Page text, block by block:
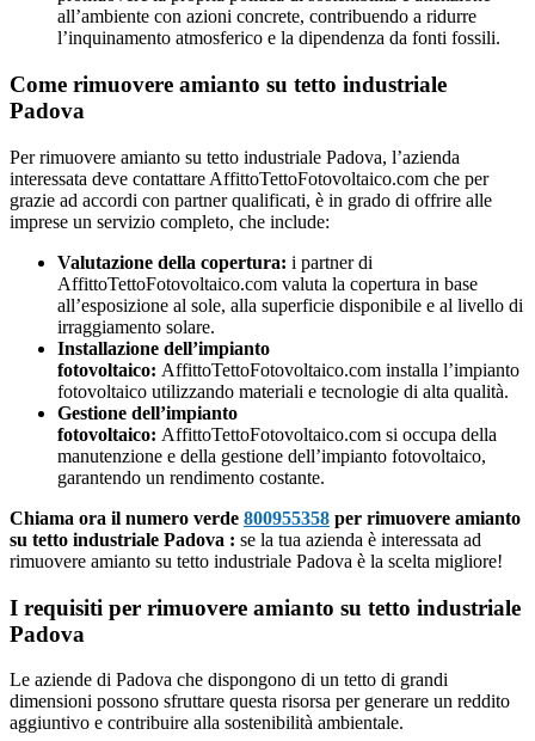
all’ambiente con azioni concrete, contribuendo a ridurre
l’inquinamento atmosferico e la dipendenza da fonti fossili.
Come rimuovere amianto su tetto industriale
Padova
Per rimuovere amianto su tetto industriale Padova, l’azienda
interessata deve contattare AffittoTettoFotovoltaico.com che per
grazie ad accordi con partner qualificati, è in grado di offrire alle
imprese un servizio completo, che include:
Valutazione della copertura: i partner di
AffittoTettoFotovoltaico.com valuta la copertura in base
all’esposizione al sole, alla superficie disponibile e al livello di
irraggiamento solare.
Installazione dell’impianto
fotovoltaico: AffittoTettoFotovoltaico.com installa l’impianto
fotovoltaico utilizzando materiali e tecnologie di alta qualità.
Gestione dell’impianto
fotovoltaico: AffittoTettoFotovoltaico.com si occupa della
manutenzione e della gestione dell’impianto fotovoltaico,
garantendo un rendimento costante.
Chiama ora il numero verde 800955358 per rimuovere amianto
su tetto industriale Padova : se la tua azienda è interessata ad
rimuovere amianto su tetto industriale Padova è la scelta migliore!
I requisiti per rimuovere amianto su tetto industriale
Padova
Le aziende di Padova che dispongono di un tetto di grandi
dimensioni possono sfruttare questa risorsa per generare un reddito
aggiuntivo e contribuire alla sostenibilità ambientale.